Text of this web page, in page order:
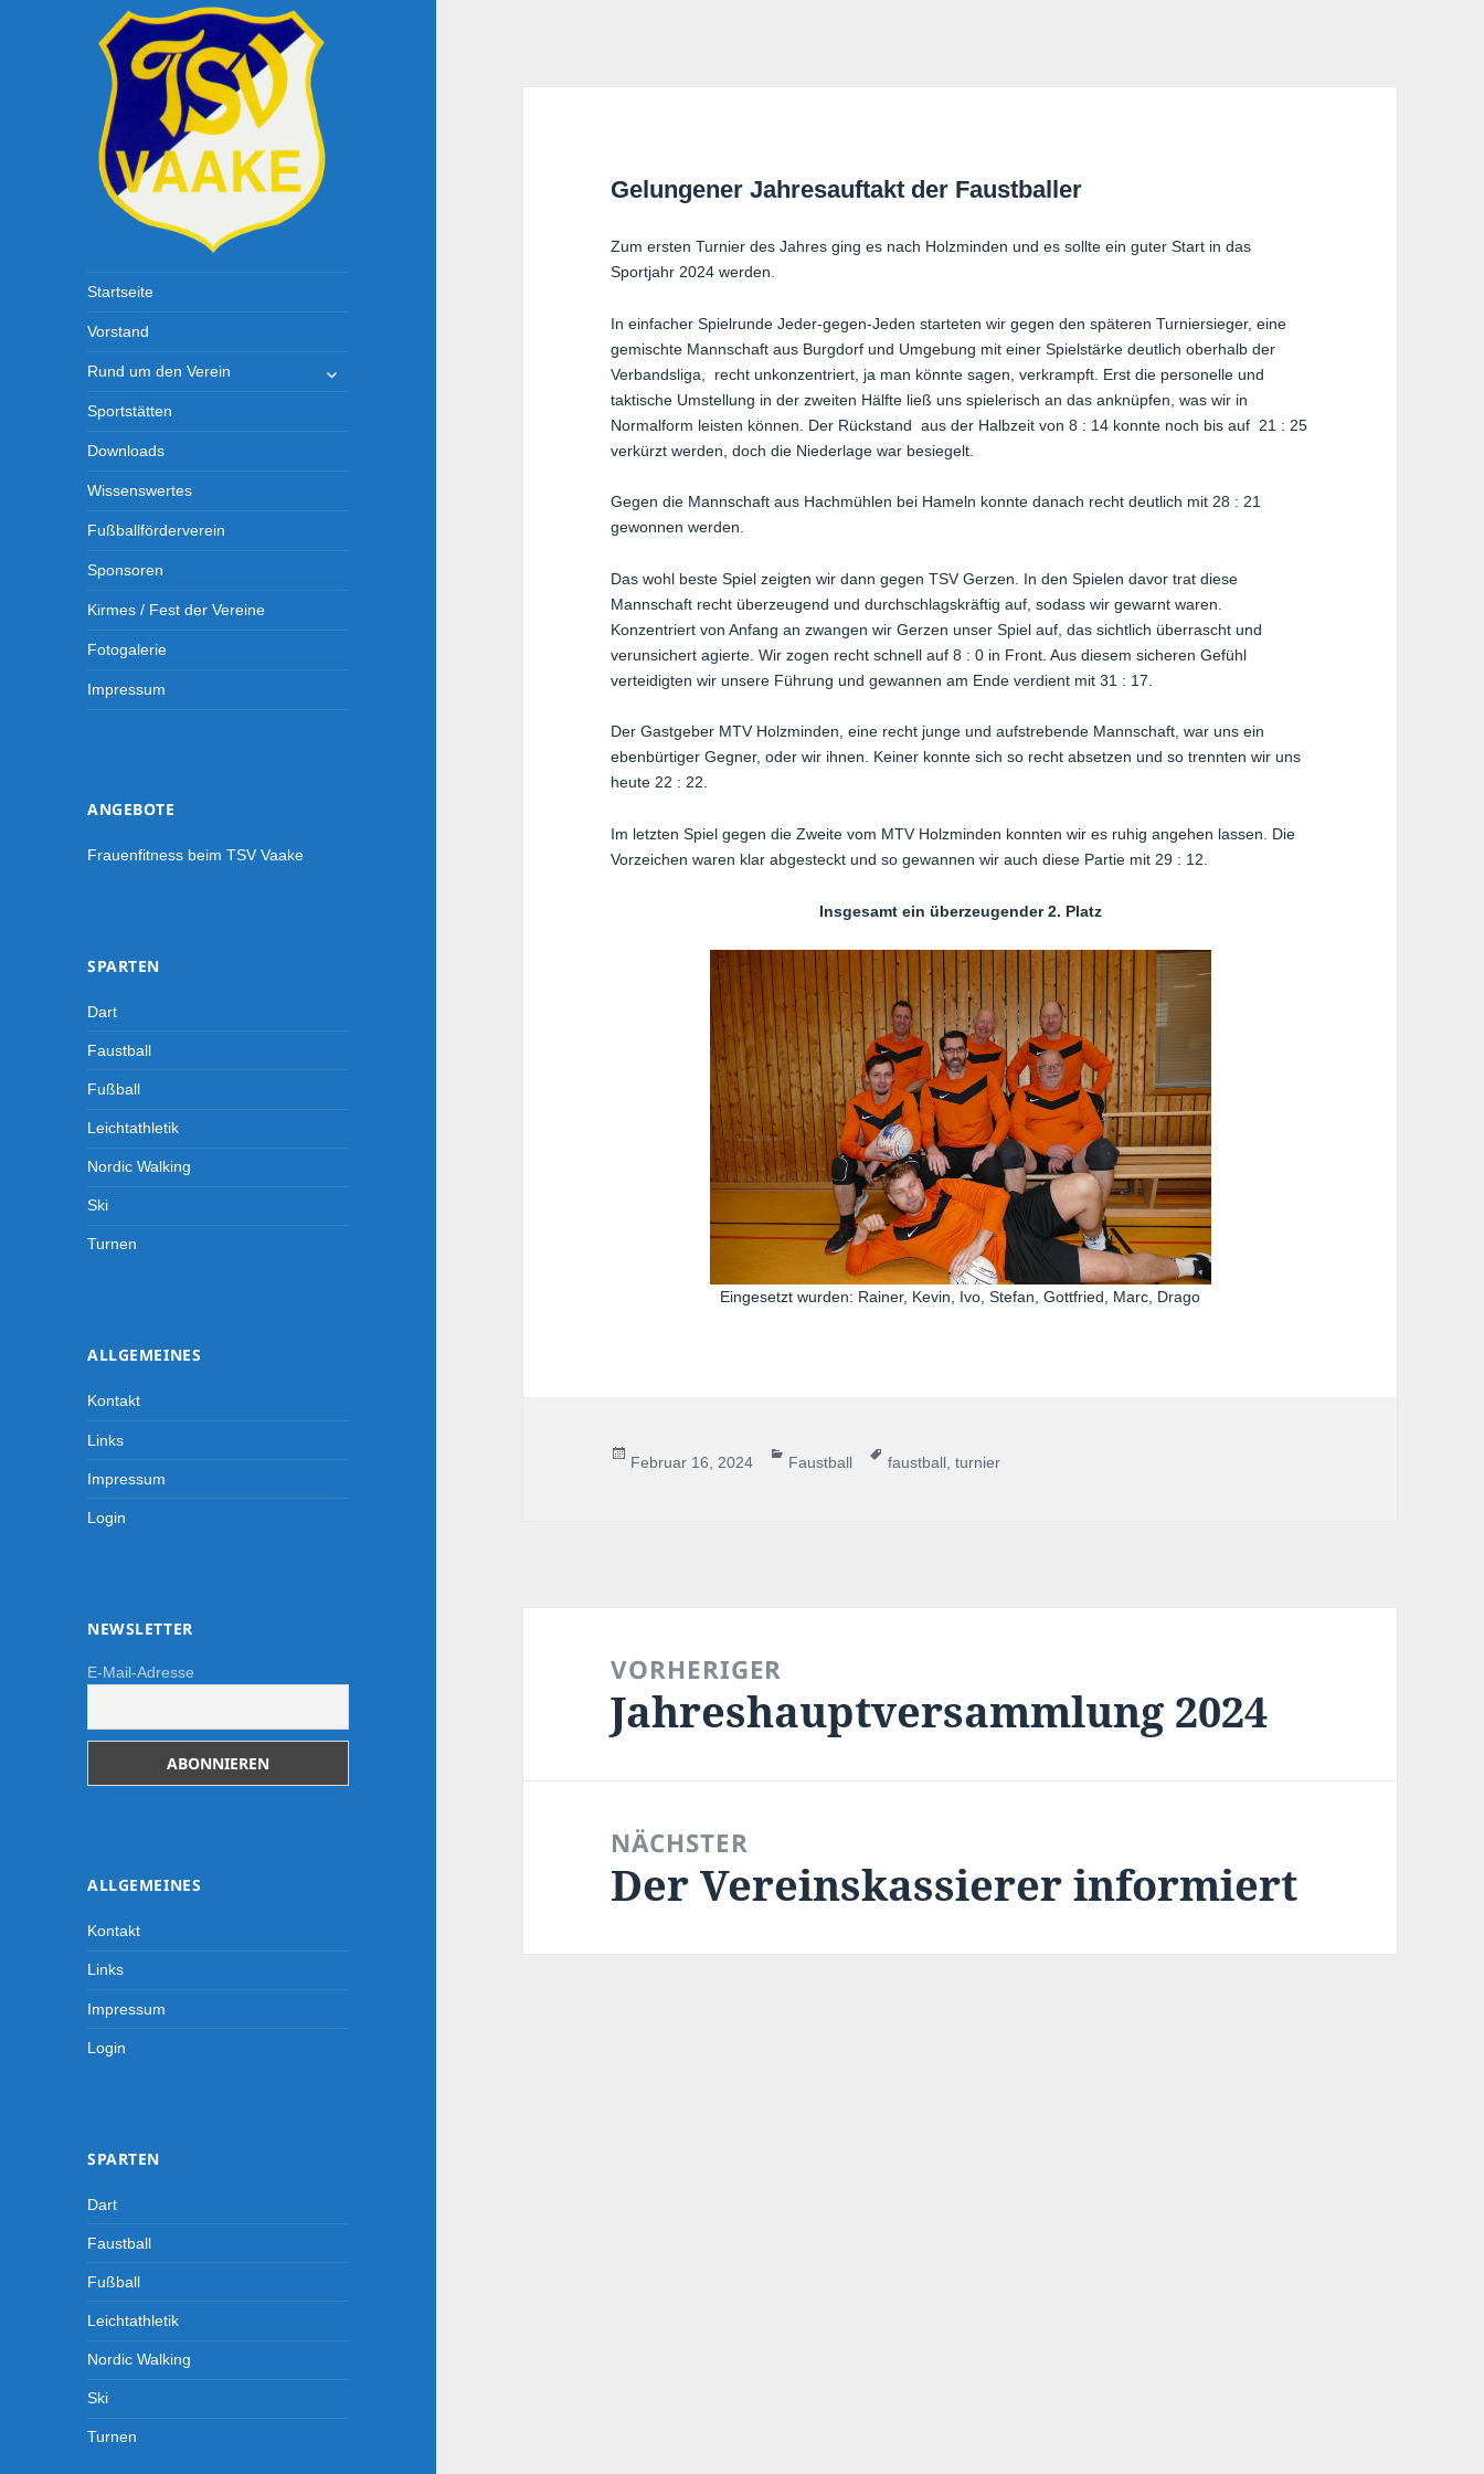
TSV-Vaake
Startseite
Vorstand
Rund um den Verein
öffnen
Sportstätten
Downloads
Wissenswertes
Fußballförderverein
Sponsoren
Kirmes / Fest der Vereine
Fotogalerie
Impressum
ANGEBOTE
Frauenfitness beim TSV Vaake
SPARTEN
Dart
Faustball
Fußball
Leichtathletik
Nordic Walking
Ski
Turnen
ALLGEMEINES
Kontakt
Links
Impressum
Login
NEWSLETTER
E-Mail-Adresse
ALLGEMEINES
Kontakt
Links
Impressum
Login
SPARTEN
Dart
Faustball
Fußball
Leichtathletik
Nordic Walking
Ski
Turnen
Gelungener Jahresauftakt der Faustballer
Zum ersten Turnier des Jahres ging es nach Holzminden und es sollte ein guter Start in das
Sportjahr 2024 werden.
In einfacher Spielrunde Jeder-gegen-Jeden starteten wir gegen den späteren Turniersieger, eine
gemischte Mannschaft aus Burgdorf und Umgebung mit einer Spielstärke deutlich oberhalb der
Verbandsliga, recht unkonzentriert, ja man könnte sagen, verkrampft. Erst die personelle und
taktische Umstellung in der zweiten Hälfte ließ uns spielerisch an das anknüpfen, was wir in
Normalform leisten können. Der Rückstand aus der Halbzeit von 8 : 14 konnte noch bis auf 21 : 25
verkürzt werden, doch die Niederlage war besiegelt.
Gegen die Mannschaft aus Hachmühlen bei Hameln konnte danach recht deutlich mit 28 : 21
gewonnen werden.
Das wohl beste Spiel zeigten wir dann gegen TSV Gerzen. In den Spielen davor trat diese
Mannschaft recht überzeugend und durchschlagskräftig auf, sodass wir gewarnt waren.
Konzentriert von Anfang an zwangen wir Gerzen unser Spiel auf, das sichtlich überrascht und
verunsichert agierte. Wir zogen recht schnell auf 8 : 0 in Front. Aus diesem sicheren Gefühl
verteidigten wir unsere Führung und gewannen am Ende verdient mit 31 : 17.
Der Gastgeber MTV Holzminden, eine recht junge und aufstrebende Mannschaft, war uns ein
ebenbürtiger Gegner, oder wir ihnen. Keiner konnte sich so recht absetzen und so trennten wir uns
heute 22 : 22.
Im letzten Spiel gegen die Zweite vom MTV Holzminden konnten wir es ruhig angehen lassen. Die
Vorzeichen waren klar abgesteckt und so gewannen wir auch diese Partie mit 29 : 12.
Insgesamt ein überzeugender 2. Platz
Eingesetzt wurden: Rainer, Kevin, Ivo, Stefan, Gottfried, Marc, Drago
am
Februar 16, 2024 Faustball faustball,turnier
VORHERIGER
Vorheriger
Beitrag:
Jahreshauptversammlung 2024
NÄCHSTER
Nächster
Beitrag:
Der Vereinskassierer informiert